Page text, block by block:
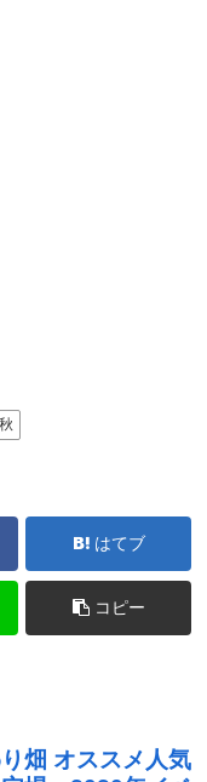
秋
はてブ
コピー